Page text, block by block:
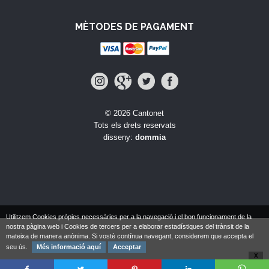
MÈTODES DE PAGAMENT
© 2026 Cantonet
Tots els drets reservats
disseny: dommia
Utilitzem Cookies pròpies necessàries per a la navegació i el bon funcionament de la
nostra pàgina web i Cookies de tercers per a elaborar estadístiques del trànsit de la
mateixa de manera anònima. Si vostè contínua navegant, considerem que accepta el
seu ús.
Més informació aquí Acceptar
X